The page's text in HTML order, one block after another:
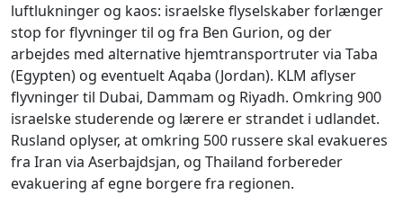
luftlukninger og kaos: israelske flyselskaber forlænger
stop for flyvninger til og fra Ben Gurion, og der
arbejdes med alternative hjemtransportruter via Taba
(Egypten) og eventuelt Aqaba (Jordan). KLM aflyser
flyvninger til Dubai, Dammam og Riyadh. Omkring 900
israelske studerende og lærere er strandet i udlandet.
Rusland oplyser, at omkring 500 russere skal evakueres
fra Iran via Aserbajdsjan, og Thailand forbereder
evakuering af egne borgere fra regionen.